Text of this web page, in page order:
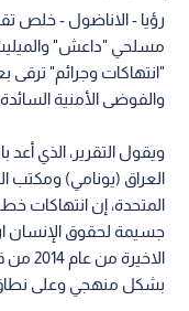
رؤيا - الاناضول - خلص
مسلحي "داعش"
"انتهاكات وجرائم" ترقى
والفوضى الأمنية
ويقول التقرير، الذي
العراق (يونامي) ومكتب
المتحدة، إن انتهاكات
جسيمة لحقوق الإنسان
بشكل منهجي وعلى